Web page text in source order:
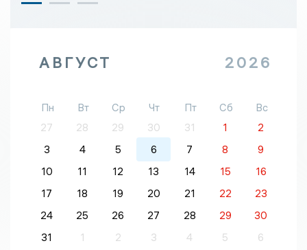
АВГУСТ 2026
Пн Вт Ср Чт Пт Сб
Вс
27
28 29 30 31 1
2
3
4 5 6 7 8
9
10
11 12 13 14 15
16
17
18 19 20 21 22
23
24
25 26 27 28 29
30
31
1 2 3 4 5 6